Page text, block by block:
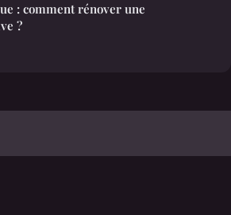
: comment rénover une
?